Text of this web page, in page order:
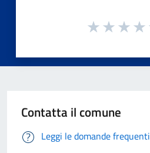
Contatta il comune
Leggi le domande frequenti